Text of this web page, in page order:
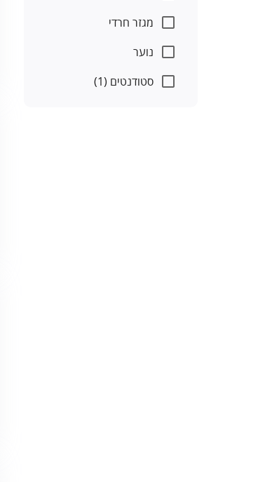
מגזר חרדי
נוער
סטודנטים (1)